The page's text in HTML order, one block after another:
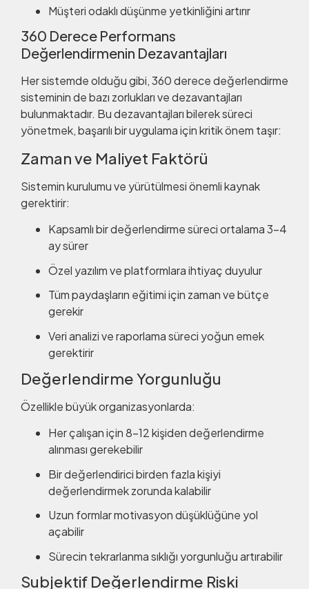
Müşteri odaklı düşünme yetkinliğini artırır
360 Derece Performans
Değerlendirmenin Dezavantajları
Her sistemde olduğu gibi, 360 derece değerlendirme
sisteminin de bazı zorlukları ve dezavantajları
bulunmaktadır. Bu dezavantajları bilerek süreci
yönetmek, başarılı bir uygulama için kritik önem taşır:
Zaman ve Maliyet Faktörü
Sistemin kurulumu ve yürütülmesi önemli kaynak
gerektirir:
Kapsamlı bir değerlendirme süreci ortalama 3-4
ay sürer
Özel yazılım ve platformlara ihtiyaç duyulur
Tüm paydaşların eğitimi için zaman ve bütçe
gerekir
Veri analizi ve raporlama süreci yoğun emek
gerektirir
Değerlendirme Yorgunluğu
Özellikle büyük organizasyonlarda:
Her çalışan için 8-12 kişiden değerlendirme
alınması gerekebilir
Bir değerlendirici birden fazla kişiyi
değerlendirmek zorunda kalabilir
Uzun formlar motivasyon düşüklüğüne yol
açabilir
Sürecin tekrarlanma sıklığı yorgunluğu artırabilir
Subjektif Değerlendirme Riski